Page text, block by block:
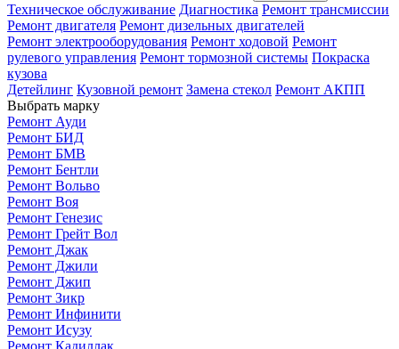
Техническое обслуживание Диагностика Ремонт трансмиссии
Ремонт двигателя Ремонт дизельных двигателей
Ремонт электрооборудования Ремонт ходовой Ремонт
рулевого управления Ремонт тормозной системы Покраска
кузова
Детейлинг Кузовной ремонт Замена стекол Ремонт АКПП
Выбрать марку
Ремонт Ауди
Ремонт БИД
Ремонт БМВ
Ремонт Бентли
Ремонт Вольво
Ремонт Воя
Ремонт Генезис
Ремонт Грейт Вол
Ремонт Джак
Ремонт Джили
Ремонт Джип
Ремонт Зикр
Ремонт Инфинити
Ремонт Исузу
Ремонт Кадиллак